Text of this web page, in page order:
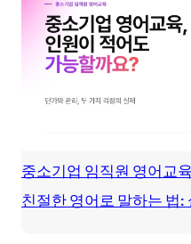
중소기업 임직원 영어교
친절한 영어로 말하는 법: